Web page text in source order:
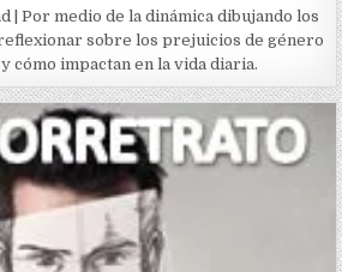
| Por medio de la dinámica dibujando los
sobre los prejuicios de género
cómo impactan en la vida diaria.